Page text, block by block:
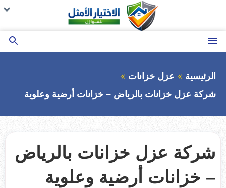
المحتوى
القائمة
بحث
الرئيسية
عزل خزانات
شركة عزل خزانات بالرياض – خزانات أرضية وعلوية
شركة عزل خزانات بالرياض
– خزانات أرضية وعلوية